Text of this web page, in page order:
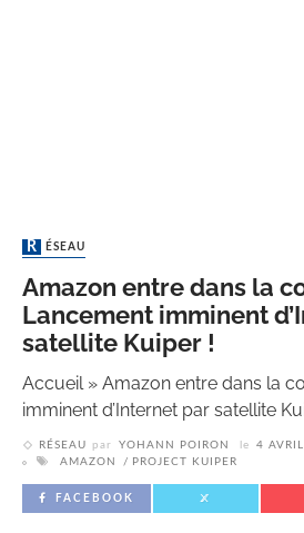
RÉSEAU
Amazon entre dans la
Lancement imminent
satellite Kuiper !
Accueil» Amazon entre dans la
imminent d’Internet par satellite
RÉSEAU par YOHANN POIRON le
4
AMAZON
PROJECT KUIPER
FACEBOOK